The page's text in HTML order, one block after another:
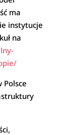
ma
instytucje
na
Polsce